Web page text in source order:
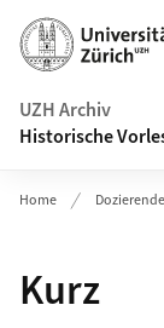
Navigation auf
UZH Archiv
Historische
Home Dozierende
Kurz